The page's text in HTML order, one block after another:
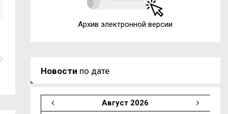
Архив электронной версии
Новости по дате
Август 2026